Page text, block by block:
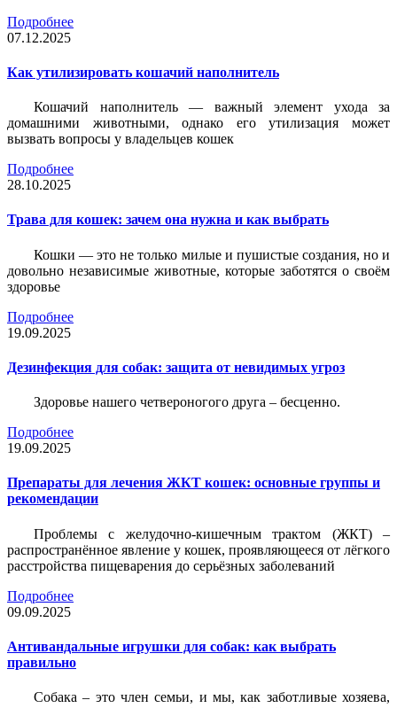
Подробнее
07.12.2025
Как утилизировать кошачий наполнитель
Кошачий наполнитель — важный элемент ухода за
домашними животными, однако его утилизация может
вызвать вопросы у владельцев кошек
Подробнее
28.10.2025
Трава для кошек: зачем она нужна и как выбрать
Кошки — это не только милые и пушистые создания, но и
довольно независимые животные, которые заботятся о своём
здоровье
Подробнее
19.09.2025
Дезинфекция для собак: защита от невидимых угроз
Здоровье нашего четвероногого друга – бесценно.
Подробнее
19.09.2025
Препараты для лечения ЖКТ кошек: основные группы и
рекомендации
Проблемы с желудочно-кишечным трактом (ЖКТ) –
распространённое явление у кошек, проявляющееся от лёгкого
расстройства пищеварения до серьёзных заболеваний
Подробнее
09.09.2025
Антивандальные игрушки для собак: как выбрать
правильно
Собака – это член семьи, и мы, как заботливые хозяева,